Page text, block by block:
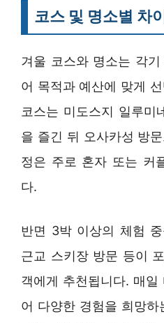
코스 및 명소별 차
겨울 코스와 명소는 각
어 목적과 예산에 맞게
코스는 미도스지 일루미
을 즐긴 뒤 오사카성 방
정은 주로 혼자 또는 커
다.
반면 3박 이상의 체험
근교 스키장 방문 등이
객에게 추천됩니다. 매
어 다양한 경험을 희망